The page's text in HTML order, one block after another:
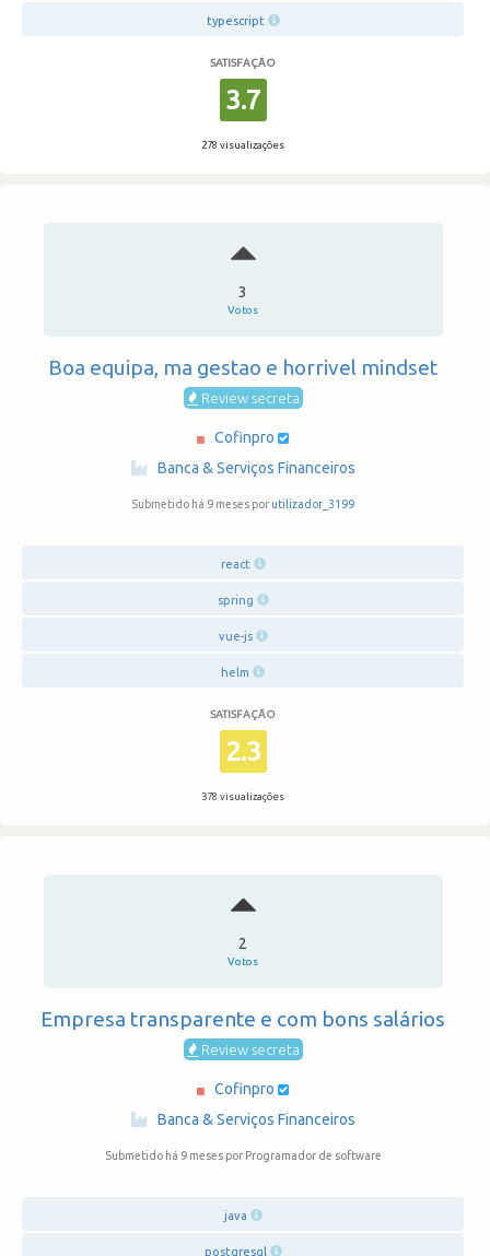
typescript
SATISFAÇÃO
3.7
278 visualizações
3
Votos
Boa equipa, ma gestao e horrivel mindset
Review secreta
Cofinpro
Banca & Serviços Financeiros
Submetido há 9 meses por utilizador_3199
react
spring
vue-js
helm
SATISFAÇÃO
2.3
378 visualizações
2
Votos
Empresa transparente e com bons salários
Review secreta
Cofinpro
Banca & Serviços Financeiros
Submetido há 9 meses por Programador de software
java
postgresql